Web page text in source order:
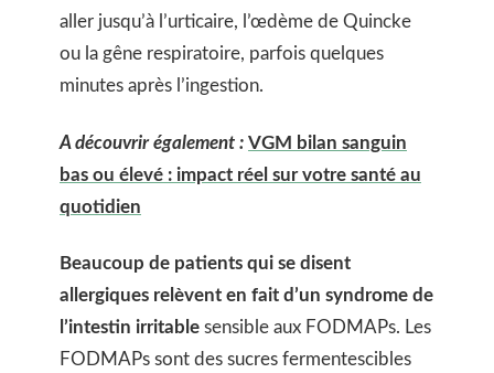
aller jusqu’à l’urticaire, l’œdème de Quincke
ou la gêne respiratoire, parfois quelques
minutes après l’ingestion.
A découvrir également : VGM bilan sanguin
bas ou élevé : impact réel sur votre santé au
quotidien
Beaucoup de patients qui se disent
allergiques relèvent en fait d’un syndrome de
l’intestin irritable sensible aux FODMAPs. Les
FODMAPs sont des sucres fermentescibles